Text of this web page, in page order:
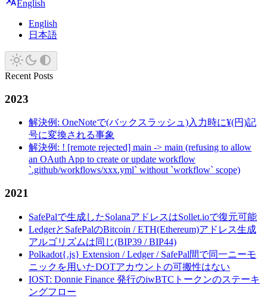
English
English
日本語
Recent Posts
2023
解決例: OneNoteで(バックスラッシュ)入力時に¥(円)記
号に変換される事象
解決例: ! [remote rejected] main -> main (refusing to allow
an OAuth App to create or update workflow
`.github/workflows/xxx.yml` without `workflow` scope)
2021
SafePalで生成したSolanaアドレスはSollet.ioで復元可能
LedgerとSafePalのBitcoin / ETH(Ethereum)アドレス生成
アルゴリズムは同じ(BIP39 / BIP44)
Polkadot{.js} Extension / Ledger / SafePal間で同一ニーモ
ニックを用いたDOTアカウントの可搬性はない
IOST: Donnie Finance 発行のiwBTCトークンのステーキ
ングフロー